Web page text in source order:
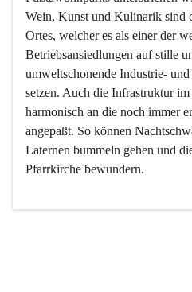
Wein, Kunst und Kulinarik sind
Ortes, welcher es als einer der
Betriebsansiedlungen auf stille
umweltschonende Industrie-
setzen. Auch die Infrastruktur
harmonisch an die noch immer
angepaßt. So können
Laternen bummeln gehen und
Pfarrkirche bewundern.
Der Weinbau dominert heute